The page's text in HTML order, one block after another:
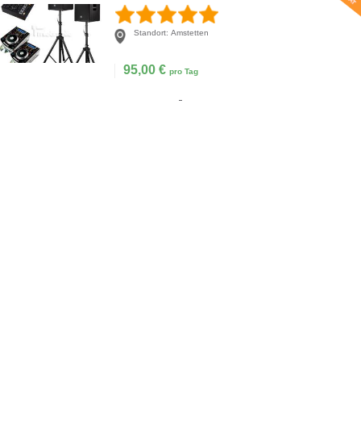
Standort: Amstetten
95,00 € pro Tag